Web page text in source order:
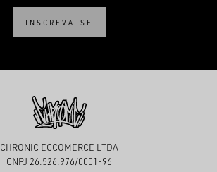
INSCREVA-SE
CHRONIC ECCOMERCE LTDA
CNPJ 26.526.976/0001-96